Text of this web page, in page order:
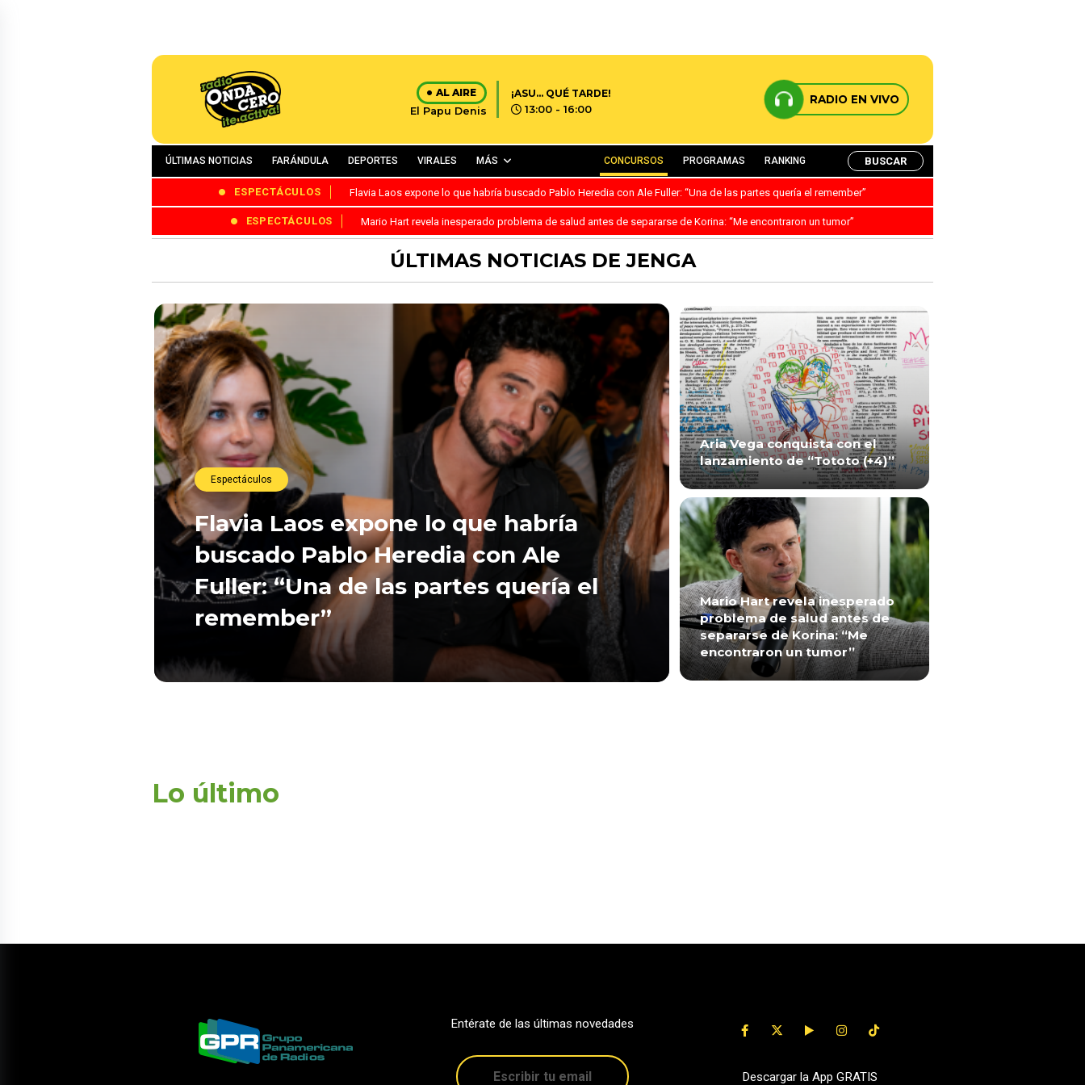
AL AIRE
El Papu Denis
¡ASU… QUÉ TARDE!
13:00 - 16:00
RADIO EN VIVO
ÚLTIMAS NOTICIAS FARÁNDULA DEPORTES VIRALES MÁS CONCURSOS PROGRAMAS RANKING BUSCAR
ESPECTÁCULOS Flavia Laos expone lo que habría buscado Pablo Heredia con Ale Fuller: “Una de las partes quería el remember”
ESPECTÁCULOS Mario Hart revela inesperado problema de salud antes de separarse de Korina: “Me encontraron un tumor”
ÚLTIMAS NOTICIAS DE JENGA
Espectáculos
Flavia Laos expone lo que habría
buscado Pablo Heredia con Ale
Fuller: “Una de las partes quería el
remember”
Aria Vega conquista con el
lanzamiento de “Tototo (+4)”
Mario Hart revela inesperado
problema de salud antes de
separarse de Korina: “Me
encontraron un tumor”
Lo último
Entérate de las últimas novedades
Descargar la App GRATIS